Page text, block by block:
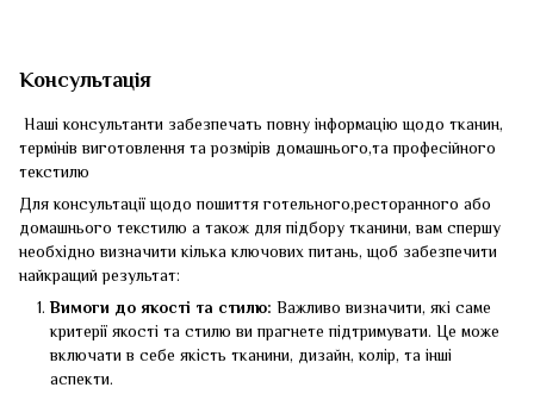
Консультація
Наші консультанти забезпечать повну інформацію щодо тканин,
термінів виготовлення та розмірів домашнього,та професійного
текстилю
Для консультації щодо пошиття готельного,ресторанного або
домашнього текстилю а також для підбору тканини, вам спершу
необхідно визначити кілька ключових питань, щоб забезпечити
найкращий результат:
Вимоги до якості та стилю: Важливо визначити, які саме
критерії якості та стилю ви прагнете підтримувати. Це може
включати в себе якість тканини, дизайн, колір, та інші
аспекти.